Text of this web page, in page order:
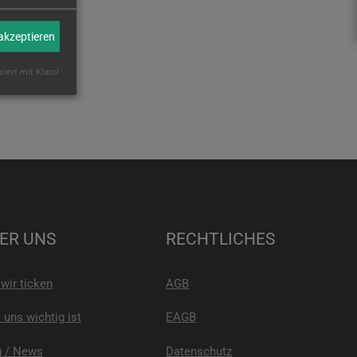
UNS
ticken
uns wichtig ist
/ News
RECHTLICHES
AGB
EAGB
Datenschutz
mit Klaro!